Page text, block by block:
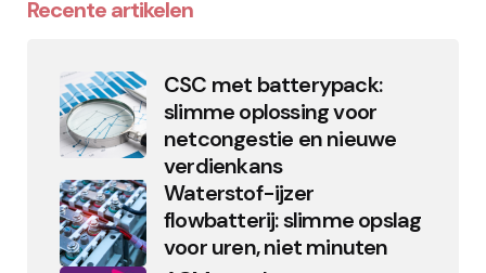
Recente artikelen
CSC met batterypack:
slimme oplossing voor
netcongestie en nieuwe
verdienkans
Waterstof-ijzer
flowbatterij: slimme opslag
voor uren, niet minuten